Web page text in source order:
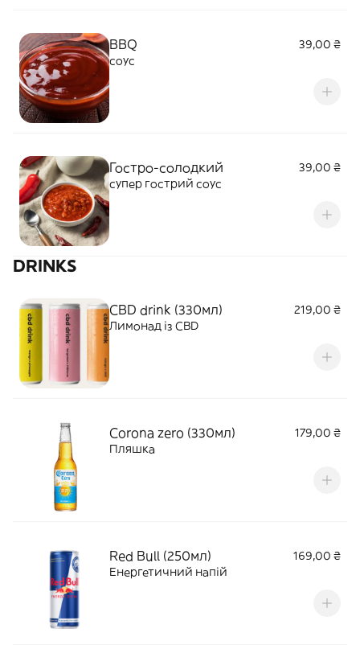
BBQ
39,00 ₴
соус
Гостро-солодкий
39,00 ₴
супер гострий соус
DRINKS
CBD drink (330мл)
219,00 ₴
Лимонад із CBD
Corona zero (330мл)
179,00 ₴
Пляшка
Red Bull (250мл)
169,00 ₴
Енергетичний напій